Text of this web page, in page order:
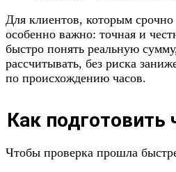
Для клиентов, которым
особенно важно: точная и
быстро понять реальную
рассчитывать, без риска
по происхождению часов.
Как подготовить
Чтобы проверка прошла